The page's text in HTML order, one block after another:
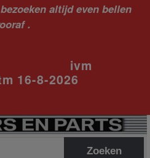
altijd even bellen
.
16-8-2026
Zoeken